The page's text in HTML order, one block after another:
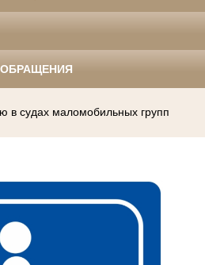
в судах маломобильных групп